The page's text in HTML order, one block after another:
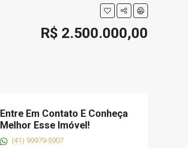
R$ 2.500.000,00
Entre Em Contato E Conheça
Melhor Esse Imóvel!
(41) 99979-5907